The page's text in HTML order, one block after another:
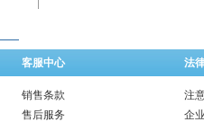
客服中心 法
销售条款
售后服务
注
企